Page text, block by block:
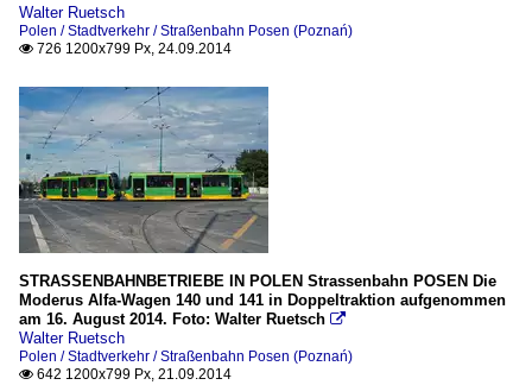
Walter Ruetsch
Polen / Stadtverkehr / Straßenbahn Posen (Poznań)
 726 1200x799 Px, 24.09.2014
STRASSENBAHNBETRIEBE IN POLEN Strassenbahn POSEN Die
Moderus Alfa-Wagen 140 und 141 in Doppeltraktion aufgenommen
am 16. August 2014. Foto: Walter Ruetsch 
Walter Ruetsch
Polen / Stadtverkehr / Straßenbahn Posen (Poznań)
 642 1200x799 Px, 21.09.2014